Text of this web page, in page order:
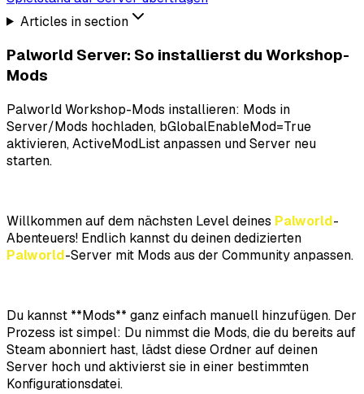
Articles in section
Palworld Server: So installierst du Workshop-
Mods
Palworld Workshop-Mods installieren: Mods in
Server/Mods hochladen, bGlobalEnableMod=True
aktivieren, ActiveModList anpassen und Server neu
starten.
Willkommen auf dem nächsten Level deines Palworld-
Abenteuers! Endlich kannst du deinen dedizierten
Palworld-Server mit Mods aus der Community anpassen.
Du kannst **Mods** ganz einfach manuell hinzufügen. Der
Prozess ist simpel: Du nimmst die Mods, die du bereits auf
Steam abonniert hast, lädst diese Ordner auf deinen
Server hoch und aktivierst sie in einer bestimmten
Konfigurationsdatei.